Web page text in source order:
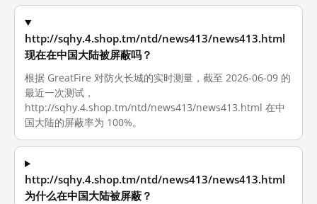
http://sqhy.4.shop.tm/ntd/news413/news413.html
现在在中国大陆被屏蔽吗？
根据 GreatFire 对防火长城的实时测量，截至 2026-06-09 的
最近一次测试，
http://sqhy.4.shop.tm/ntd/news413/news413.html 在中
国大陆的屏蔽率为 100%。
http://sqhy.4.shop.tm/ntd/news413/news413.html
为什么在中国大陆被屏蔽？